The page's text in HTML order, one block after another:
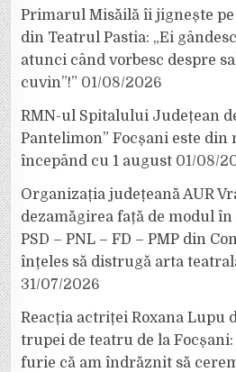
Primarul Misăilă îi jignește
din Teatrul Pastia: „Ei
atunci când vorbesc despre
cuvin”!” 01/08/2026
RMN-ul Spitalului Județean
Pantelimon” Focșani este
începând cu 1 august 01/08/
Organizația județeană AUR
dezamăgirea față de modul
PSD – PNL – FD – PMP din
înțeles să distrugă arta
31/07/2026
Reacția actriței Roxana Lupu
trupei de teatru de la Focșani:
furie că am îndrăznit să